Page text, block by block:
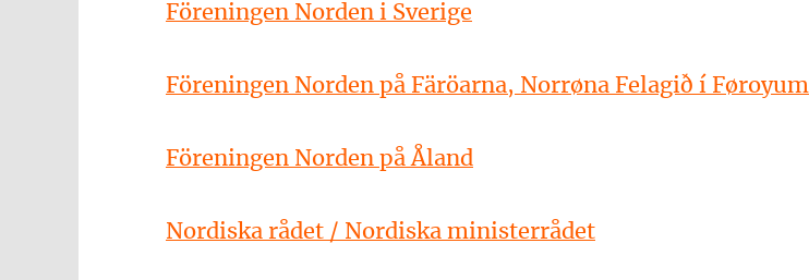
Föreningen Norden i Sverige
Föreningen Norden på Färöarna, Norrøna Felagið í Føroyum
Föreningen Norden på Åland
Nordiska rådet / Nordiska ministerrådet